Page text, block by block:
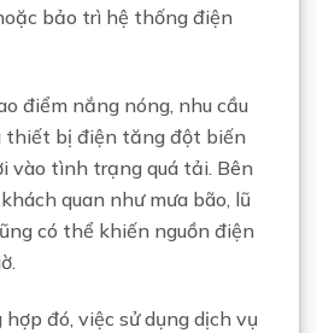
bảo trì hệ thống điện
điểm nắng nóng, nhu cầu
thiết bị điện tăng đột biến
vào tình trạng quá tải. Bên
quan như mưa bão, lũ
có thể khiến nguồn điện
đó, việc sử dụng dịch vụ